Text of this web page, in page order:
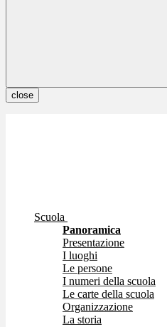
close
Scuola
Panoramica
Presentazione
I luoghi
Le persone
I numeri della scuola
Le carte della scuola
Organizzazione
La storia